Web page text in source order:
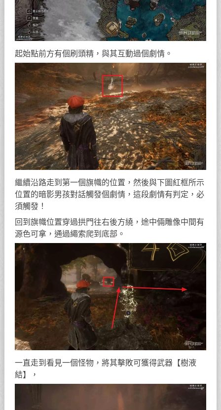
起始點前方有個刷頭精，與其互動過個劇情。
繼續沿路走到第一個旗幟的位置，然後與下圖紅框所示
位置的暗影男孩對話觸發個劇情，這段劇情有判定，必
須觸發！
回到旗幟位置穿過拱門往右後方繞，途中倆雕像中間有
源色可拿，通過繩索爬到底部。
一直走到看見一個怪物，將其擊敗可獲得武器【樹液
結】，